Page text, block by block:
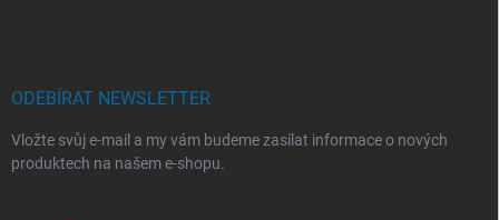
ODEBÍRAT NEWSLETTER
Vložte svůj e-mail a my vám budeme zasílat informace o nových
produktech na našem e-shopu.